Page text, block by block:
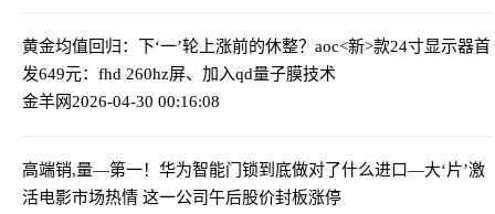
黄金均值回归：下‘一’轮上涨前的休整？ aoc<新>款24寸显示器首
发649元：fhd 260hz屏、加入qd量子膜技术
金羊网2026-04-30 00:16:08
高端销,量—第一！华为智能门锁到底做对了什么进口—大‘片’激
活电影市场热情 这一公司午后股价封板涨停